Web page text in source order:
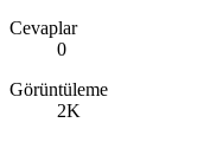
Cevaplar
0
Görüntüleme
2K